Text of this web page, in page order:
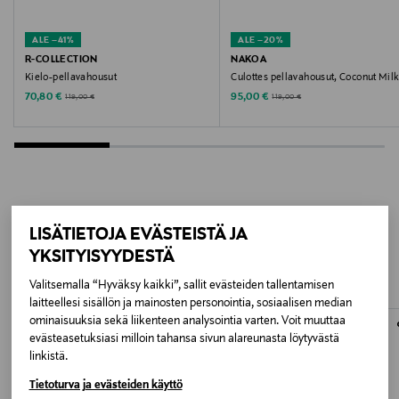
LISÄTIETOJA EVÄSTEISTÄ JA
YKSITYISYYDESTÄ
Valitsemalla “Hyväksy kaikki”, sallit evästeiden tallentamisen
laitteellesi sisällön ja mainosten personointia, sosiaalisen median
ominaisuuksia sekä liikenteen analysointia varten. Voit muuttaa
evästeasetuksiasi milloin tahansa sivun alareunasta löytyvästä
linkistä.
Tietoturva ja evästeiden käyttö
Pesulämpötila
40 °C
BLACK
NAKOA OY
Valmistajan osoite
Kärnäntie 2, 90830 Haukipudas, Finland
Digitaalinen osoite
ALE –41%
R-COLLECTION
Kielo-pellavahousut
Discounted Price
70,80 € Original Price
119,00 €
ALE –20%
NAKOA
Culottes pellavahousut, Coconut Milk
Discounted Price
95,00 € Original Price
119,00 €
LISÄÄ KIINNOSTAVIA
TUOTTEITA